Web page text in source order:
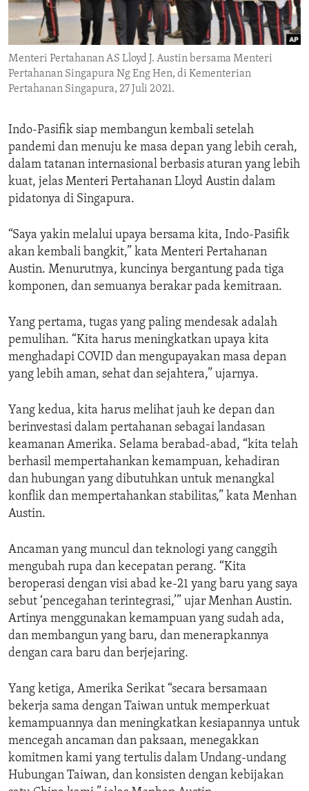
ENVIRONMENT AND HEALTH
IDEALS AND INSTITUTIONS
Menteri Pertahanan AS Lloyd J. Austin bersama Menteri
Pertahanan Singapura Ng Eng Hen, di Kementerian
Pertahanan Singapura, 27 Juli 2021.
Indo-Pasifik siap membangun kembali setelah
pandemi dan menuju ke masa depan yang lebih cerah,
dalam tatanan internasional berbasis aturan yang lebih
kuat, jelas Menteri Pertahanan Lloyd Austin dalam
pidatonya di Singapura.
“Saya yakin melalui upaya bersama kita, Indo-Pasifik
akan kembali bangkit,” kata Menteri Pertahanan
Austin. Menurutnya, kuncinya bergantung pada tiga
komponen, dan semuanya berakar pada kemitraan.
Yang pertama, tugas yang paling mendesak adalah
pemulihan. “Kita harus meningkatkan upaya kita
menghadapi COVID dan mengupayakan masa depan
yang lebih aman, sehat dan sejahtera,” ujarnya.
Yang kedua, kita harus melihat jauh ke depan dan
berinvestasi dalam pertahanan sebagai landasan
keamanan Amerika. Selama berabad-abad, “kita telah
berhasil mempertahankan kemampuan, kehadiran
dan hubungan yang dibutuhkan untuk menangkal
konflik dan mempertahankan stabilitas,” kata Menhan
Austin.
Ancaman yang muncul dan teknologi yang canggih
mengubah rupa dan kecepatan perang. “Kita
beroperasi dengan visi abad ke-21 yang baru yang saya
sebut ‘pencegahan terintegrasi,’” ujar Menhan Austin.
Artinya menggunakan kemampuan yang sudah ada,
dan membangun yang baru, dan menerapkannya
dengan cara baru dan berjejaring.
Yang ketiga, Amerika Serikat “secara bersamaan
bekerja sama dengan Taiwan untuk memperkuat
kemampuannya dan meningkatkan kesiapannya untuk
mencegah ancaman dan paksaan, menegakkan
komitmen kami yang tertulis dalam Undang-undang
Hubungan Taiwan, dan konsisten dengan kebijakan